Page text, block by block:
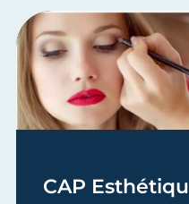
CAP